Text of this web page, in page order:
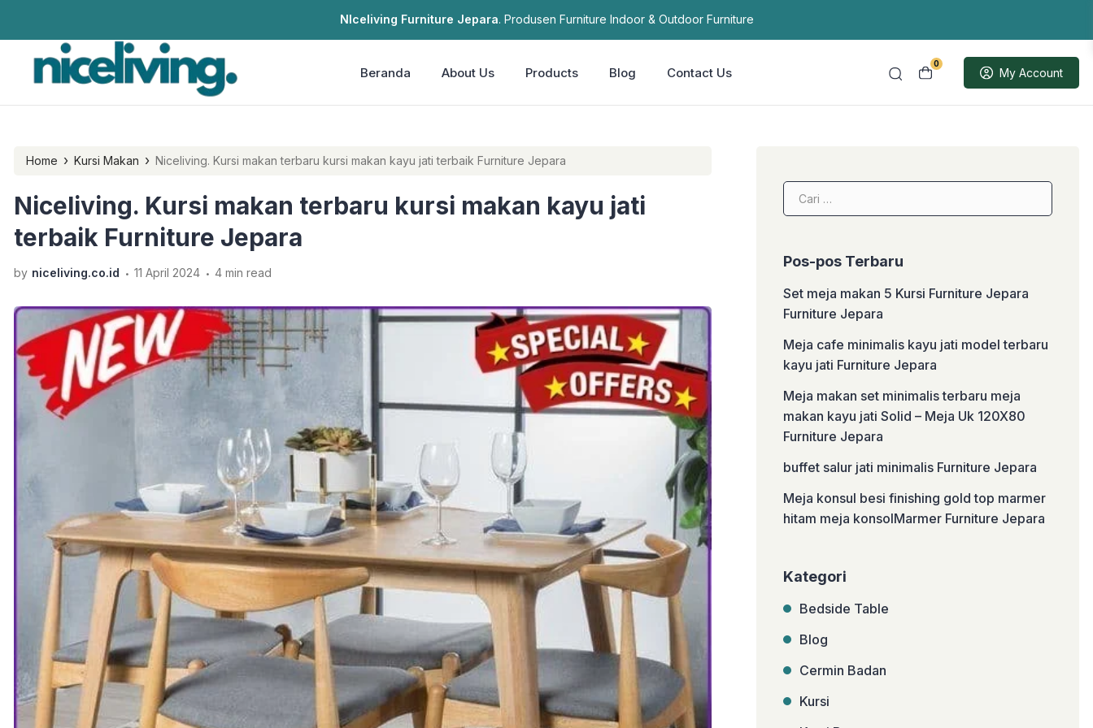
NIceliving Furniture Jepara. Produsen Furniture Indoor & Outdoor Furniture
0
My Account
Beranda About Us Products Blog Contact Us
Home › Kursi Makan › Niceliving. Kursi makan terbaru kursi makan kayu jati terbaik Furniture Jepara
Niceliving. Kursi makan terbaru kursi makan kayu jati
terbaik Furniture Jepara
by niceliving.co.id . 11 April 2024 . 4 min read
Cari
untuk:
Pos-pos Terbaru
Set meja makan 5 Kursi Furniture Jepara
Furniture Jepara
Meja cafe minimalis kayu jati model terbaru
kayu jati Furniture Jepara
Meja makan set minimalis terbaru meja
makan kayu jati Solid – Meja Uk 120X80
Furniture Jepara
buffet salur jati minimalis Furniture Jepara
Meja konsul besi finishing gold top marmer
hitam meja konsolMarmer Furniture Jepara
Kategori
Bedside Table
Blog
Cermin Badan
Kursi